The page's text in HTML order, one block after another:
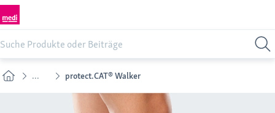
... protect.CAT® Walker